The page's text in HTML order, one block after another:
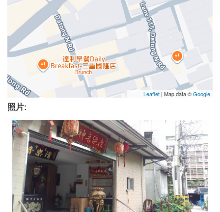
Leaflet | Map data ©Google
照片: